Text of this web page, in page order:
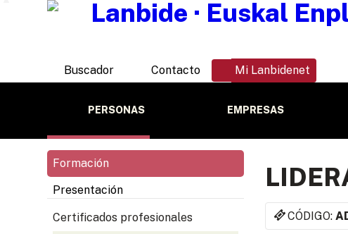
Buscador Contacto Mi Lanbidenet
PERSONAS EMPRESAS
Formación
Presentación
Certificados profesionales
CÓDIGO: